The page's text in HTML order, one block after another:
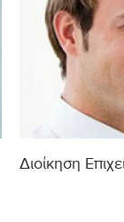
Διοίκηση